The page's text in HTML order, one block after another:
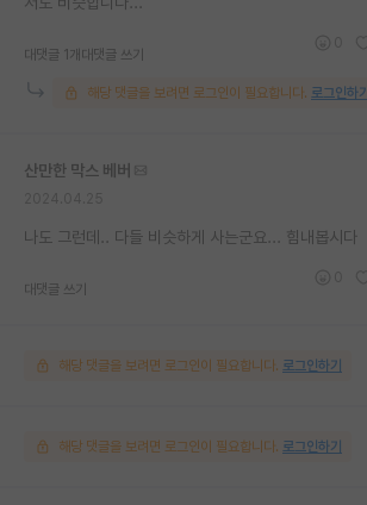
대댓글 1개 대댓글 쓰기
해당 댓글을 보려면 로그인이 필요합니다. 로그인하기
산만한 막스 베버
나도 그런데.. 다들 비슷하게 사는군요... 힘내봅시다
대댓글 쓰기
해당 댓글을 보려면 로그인이 필요합니다. 로그인하기
해당 댓글을 보려면 로그인이 필요합니다. 로그인하기